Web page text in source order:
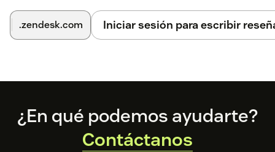
.zendesk.com Iniciar sesión para escribir
Footer
¿En qué podemos ayudarte?
Contáctanos